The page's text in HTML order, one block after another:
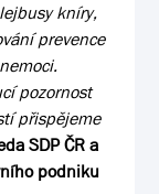
kníry,
prevence
pozornost
přispějeme
SDP ČR a
podniku